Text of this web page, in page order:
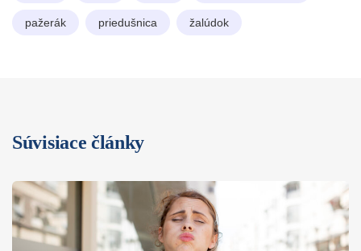
pažerák priedušnica žalúdok
Súvisiace články